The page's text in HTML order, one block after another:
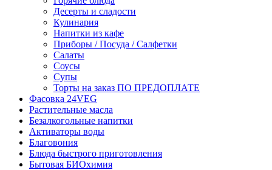
Десерты и сладости
Кулинария
Напитки из кафе
Приборы / Посуда / Салфетки
Салаты
Соусы
Супы
Торты на заказ ПО ПРЕДОПЛАТЕ
Фасовка 24VEG
Растительные масла
Безалкогольные напитки
Активаторы воды
Благовония
Блюда быстрого приготовления
Бытовая БИОхимия